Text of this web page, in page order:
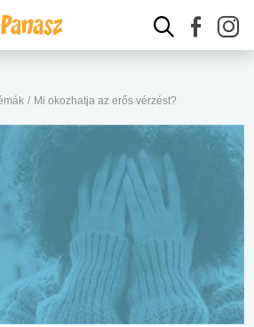
/ Mi okozhatja az erős vérzést?